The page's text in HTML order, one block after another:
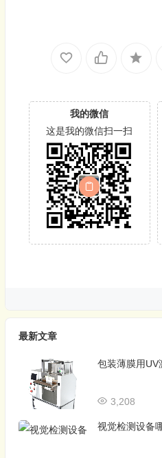
我的微信
这是我的微信扫一扫
最新文章
包装薄膜用UV
3,208
视觉检测设备